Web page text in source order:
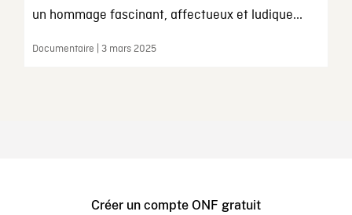
un hommage fascinant, affectueux et ludique...
Documentaire | 3 mars 2025
Créer un compte ONF gratuit